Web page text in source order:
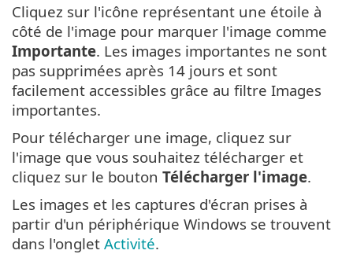
Cliquez sur l'icône représentant une étoile à
côté de l'image pour marquer l'image comme
Importante. Les images importantes ne sont
pas supprimées après 14 jours et sont
facilement accessibles grâce au filtre Images
importantes.
Pour télécharger une image, cliquez sur
l'image que vous souhaitez télécharger et
cliquez sur le bouton Télécharger l'image.
Les images et les captures d'écran prises à
partir d'un périphérique Windows se trouvent
dans l'onglet Activité.